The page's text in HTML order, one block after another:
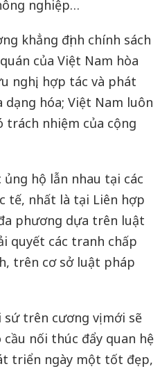
nghiệp…
khẳng định chính sách
của Việt Nam hòa
nghị, hợp tác và phát
hóa; Việt Nam luôn
trách nhiệm của cộng
hộ lẫn nhau tại các
tế, nhất là tại Liên hợp
phương dựa trên luật
quyết các tranh chấp
trên cơ sở luật pháp
sứ trên cương vị mới sẽ
nối thúc đẩy quan hệ
triển ngày một tốt đẹp,